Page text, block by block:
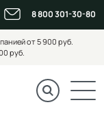
8 800 301-30-80
от 5 900 руб.
руб.